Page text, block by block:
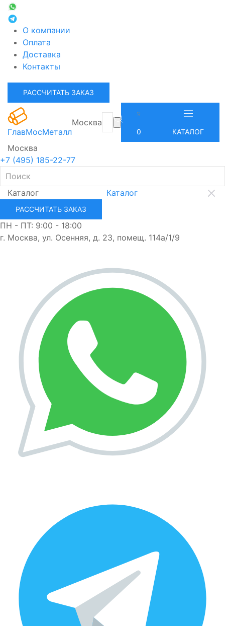
О компании
Оплата
Доставка
Контакты
РАССЧИТАТЬ ЗАКАЗ
ГлавМосМеталл
Москва
0 КАТАЛОГ
Москва
+7 (495) 185-22-77
Каталог Каталог
РАССЧИТАТЬ ЗАКАЗ
ПН - ПТ: 9:00 - 18:00
г. Москва, ул. Осенняя, д. 23, помещ. 114а/1/9